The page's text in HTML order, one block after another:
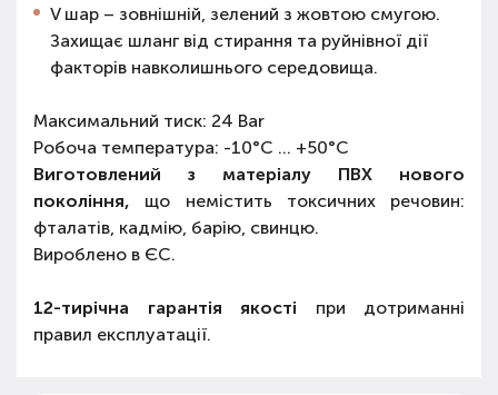
V шар – зовнішній, зелений з жовтою смугою.
Захищає шланг від стирання та руйнівної дії
факторів навколишнього середовища.
Максимальний тиск: 24 Bar
Робоча температура: -10°С ... +50°С
Виготовлений з матеріалу ПВХ нового
покоління, що немістить токсичних речовин:
фталатів, кадмію, барію, свинцю.
Вироблено в ЄС.
12-тирічна гарантія якості при дотриманні
правил експлуатації.